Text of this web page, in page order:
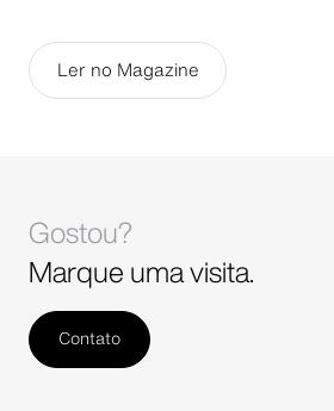
Ler no Magazine
Gostou?
Marque uma visita.
Contato